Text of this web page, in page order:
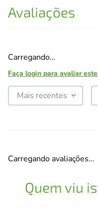
Avaliações
Carregando…
Faça login para avaliar
Mais recentes
Carregando avaliações…
Quem viu